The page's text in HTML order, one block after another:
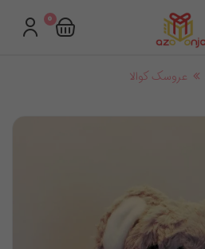
0
عروسک کوالا